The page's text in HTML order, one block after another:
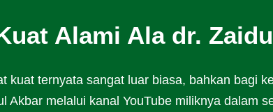
Alami Ala dr.
kuat ternyata sangat luar biasa, bahkan bagi
Akbar melalui kanal YouTube miliknya dalam